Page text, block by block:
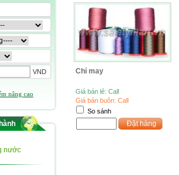
VND
nâng cao
nước
Chỉ may
Giá bán lẻ: Call
Giá bán buôn: Call
So sánh
Đặt hàng